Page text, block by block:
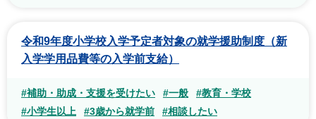
令和9年度小学校入学予定者対象の就学援助制度（新
入学学用品費等の入学前支給）
#補助・助成・支援を受けたい #一般
#教育・学校
#小学生以上
#3歳から就学前 #相談したい